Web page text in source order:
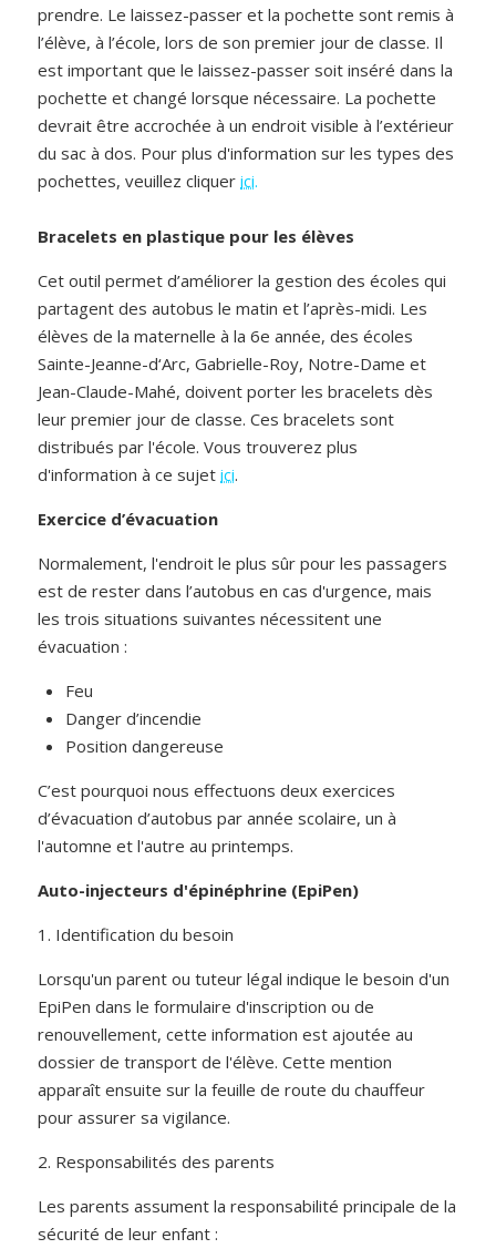
prendre. Le laissez-passer et la pochette sont remis à
l’élève, à l’école, lors de son premier jour de classe. Il
est important que le laissez-passer soit inséré dans la
pochette et changé lorsque nécessaire. La pochette
devrait être accrochée à un endroit visible à l’extérieur
du sac à dos. Pour plus d'information sur les types des
pochettes, veuillez cliquerici.
Bracelets en plastique pour les élèves
Cet outil permet d’améliorer la gestion des écoles qui
partagent des autobus le matin et l’après-midi. Les
élèves de la maternelle à la 6e année, des écoles
Sainte-Jeanne-d‘Arc, Gabrielle-Roy, Notre-Dame et
Jean-Claude-Mahé, doivent porter les bracelets dès
leur premier jour de classe. Ces bracelets sont
distribués par l'école. Vous trouverez plus
d'information à ce sujet ici.
Exercice d’évacuation
Normalement, l'endroit le plus sûr pour les passagers
est de rester dans l’autobus en cas d'urgence, mais
les trois situations suivantes nécessitent une
évacuation :
Feu
Danger d’incendie
Position dangereuse
C’est pourquoi nous effectuons deux exercices
d’évacuation d’autobus par année scolaire, un à
l'automne et l'autre au printemps.
Auto-injecteurs d'épinéphrine (EpiPen)
1. Identification du besoin
Lorsqu'un parent ou tuteur légal indique le besoin d'un
EpiPen dans le formulaire d'inscription ou de
renouvellement, cette information est ajoutée au
dossier de transport de l'élève. Cette mention
apparaît ensuite sur la feuille de route du chauffeur
pour assurer sa vigilance.
2. Responsabilités des parents
Les parents assument la responsabilité principale de la
sécurité de leur enfant :